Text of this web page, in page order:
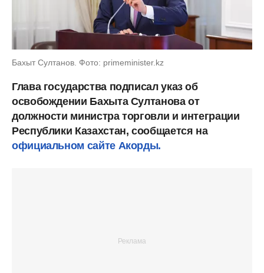
Бахыт Султанов. Фото: primeminister.kz
Глава государства подписал указ об
освобождении Бахыта Султанова от
должности министра торговли и интеграции
Республики Казахстан, сообщается на
официальном сайте Акорды.